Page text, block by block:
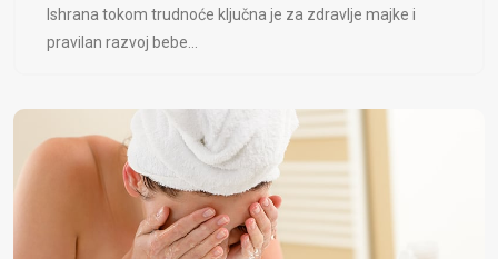
Ishrana tokom trudnoće ključna je za zdravlje majke i
pravilan razvoj bebe...